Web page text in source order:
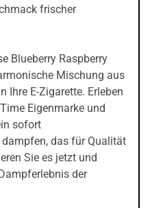
frischer
Blueberry Raspberry
Mischung aus
Ihre E-Zigarette. Erleben
Eigenmarke und
sofort
das für Qualität
Sie es jetzt und
der